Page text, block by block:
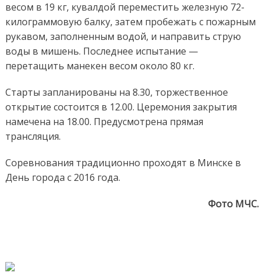
весом в 19 кг, кувалдой переместить железную 72-
килограммовую балку, затем пробежать с пожарным
рукавом, заполненным водой, и направить струю
воды в мишень. Последнее испытание —
перетащить манекен весом около 80 кг.
Старты запланированы на 8.30, торжественное
открытие состоится в 12.00. Церемония закрытия
намечена на 18.00. Предусмотрена прямая
трансляция.
Соревнования традиционно проходят в Минске в
День города с 2016 года.
Фото МЧС.